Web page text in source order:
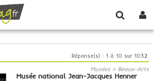
Réponse(s) : 1 à 10 sur 1032
Musées > Beaux-Arts
Musée national Jean-Jacques Henner